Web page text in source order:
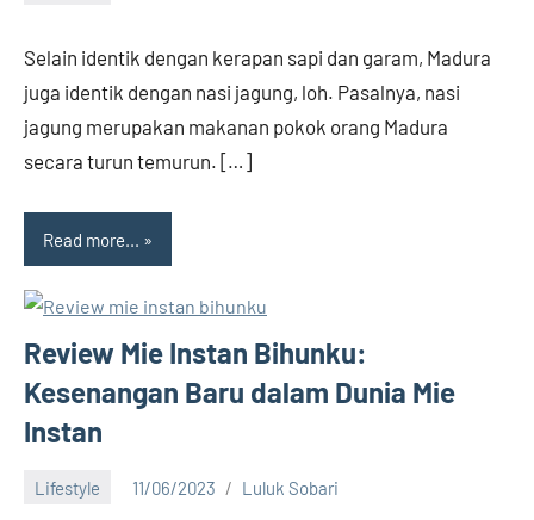
Selain identik dengan kerapan sapi dan garam, Madura
juga identik dengan nasi jagung, loh. Pasalnya, nasi
jagung merupakan makanan pokok orang Madura
secara turun temurun. […]
Read more...
Review Mie Instan Bihunku:
Kesenangan Baru dalam Dunia Mie
Instan
Lifestyle 11/06/2023 Luluk Sobari